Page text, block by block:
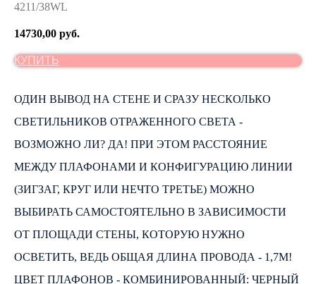
4211/38WL
14730,00 руб.
КУПИТЬ
ОДИН ВЫВОД НА СТЕНЕ И СРАЗУ НЕСКОЛЬКО
СВЕТИЛЬНИКОВ ОТРАЖЕННОГО СВЕТА -
ВОЗМОЖНО ЛИ? ДА! ПРИ ЭТОМ РАССТОЯНИЕ
МЕЖДУ ПЛАФОНАМИ И КОНФИГУРАЦИЮ ЛИНИИ
(ЗИГЗАГ, КРУГ ИЛИ НЕЧТО ТРЕТЬЕ) МОЖНО
ВЫБИРАТЬ САМОСТОЯТЕЛЬНО В ЗАВИСИМОСТИ
ОТ ПЛОЩАДИ СТЕНЫ, КОТОРУЮ НУЖНО
ОСВЕТИТЬ, ВЕДЬ ОБЩАЯ ДЛИНА ПРОВОДА - 1,7М!
ЦВЕТ ПЛАФОНОВ - КОМБИНИРОВАННЫЙ: ЧЕРНЫЙ